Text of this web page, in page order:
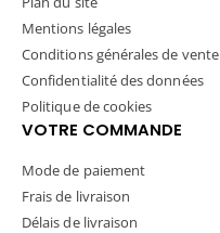
Mentions légales
Conditions générales de vente
Confidentialité des données
Politique de cookies
VOTRE COMMANDE
Mode de paiement
Frais de livraison
Délais de livraison